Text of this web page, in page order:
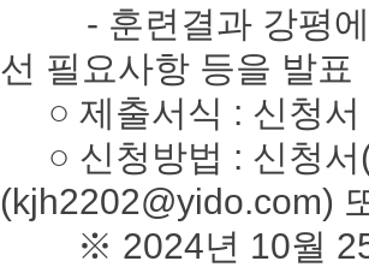
- 훈련결과 강평에
선 필요사항 등을 발표
○ 제출서식 : 신청서
○ 신청방법 : 신청서
(kjh2202@yido.com)
※ 2024년 10월 25